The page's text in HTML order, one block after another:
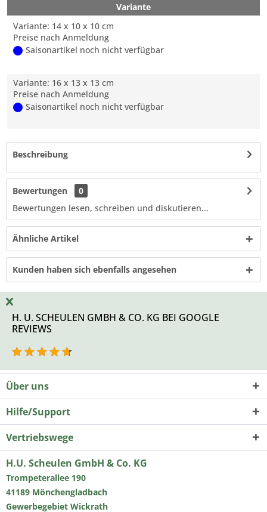
Variante
Variante: 14 x 10 x 10 cm
Preise nach Anmeldung
Saisonartikel noch nicht verfügbar
Variante: 16 x 13 x 13 cm
Preise nach Anmeldung
Saisonartikel noch nicht verfügbar
Beschreibung
Bewertungen
0
Bewertungen lesen, schreiben und diskutieren...
Ähnliche Artikel
Kunden haben sich ebenfalls angesehen
H. U. SCHEULEN GMBH & CO. KG BEI GOOGLE
REVIEWS
Über uns
Hilfe/Support
Vertriebswege
H.U. Scheulen GmbH & Co. KG
Trompeterallee 190
41189 Mönchengladbach
Gewerbegebiet Wickrath